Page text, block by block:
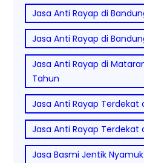
Jasa Anti Rayap di
Jasa Anti Rayap di
Jasa Anti Rayap di
Tahun
Jasa Anti Rayap Terdekat
Jasa Anti Rayap Terdekat
Jasa Basmi Jentik Nyamuk